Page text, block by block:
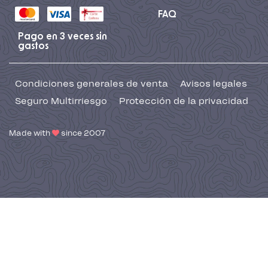
FAQ
Pago en 3 veces sin
gastos
Condiciones generales de venta
Avisos legales
Seguro Multirriesgo
Protección de la privacidad
Made with since 2007